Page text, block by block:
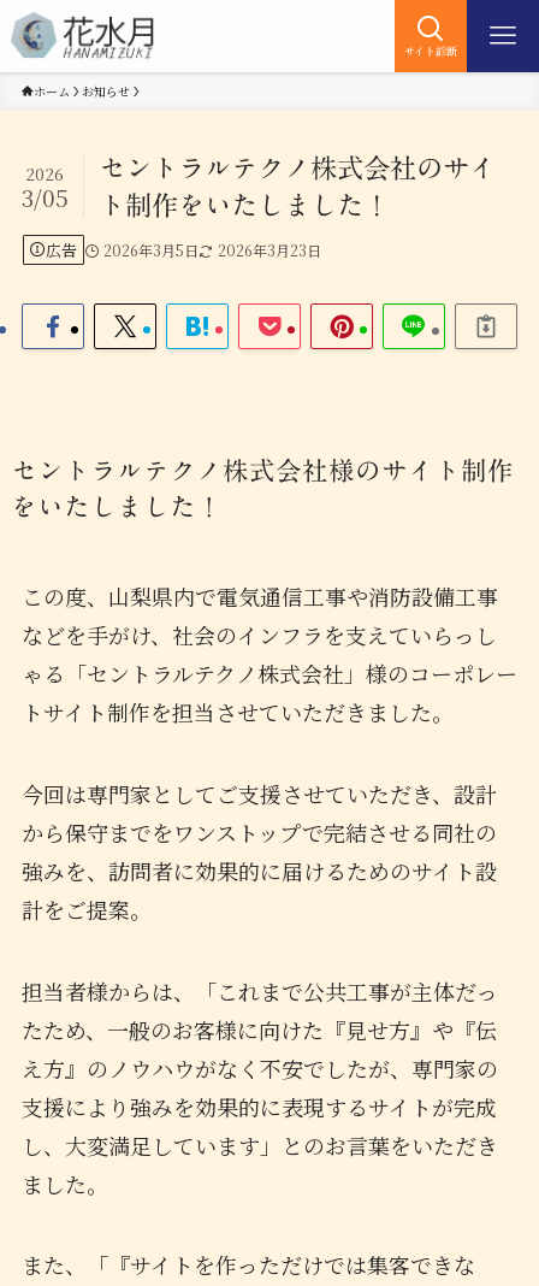
サイト診断
ホーム お知らせ
セントラルテクノ株式会社のサイ
ト制作をいたしました！
2026
3/05
広告 2026年3月5日 2026年3月23日
セントラルテクノ株式会社様のサイト制作
をいたしました！
この度、山梨県内で電気通信工事や消防設備工事
などを手がけ、社会のインフラを支えていらっし
ゃる「セントラルテクノ株式会社」様のコーポレー
トサイト制作を担当させていただきました。
今回は専門家としてご支援させていただき、設計
から保守までをワンストップで完結させる同社の
強みを、訪問者に効果的に届けるためのサイト設
計をご提案。
担当者様からは、「これまで公共工事が主体だっ
たため、一般のお客様に向けた『見せ方』や『伝
え方』のノウハウがなく不安でしたが、専門家の
支援により強みを効果的に表現するサイトが完成
し、大変満足しています」とのお言葉をいただき
ました。
また、「『サイトを作っただけでは集客できな